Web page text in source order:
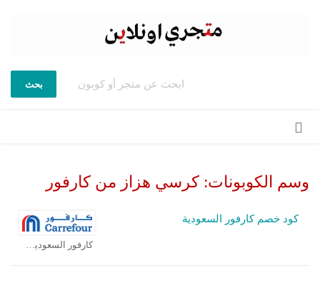
بحث
وسم الكوبونات: كرسي هزاز من كارفور
كود خصم كارفور السعودية